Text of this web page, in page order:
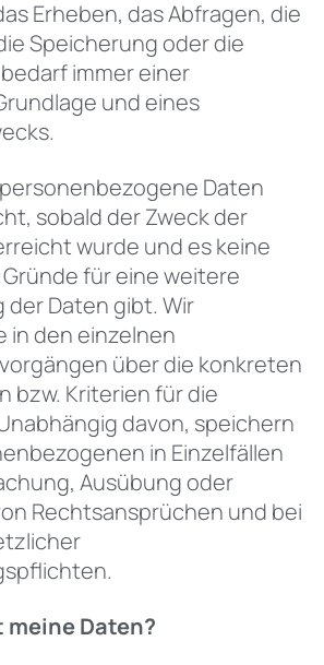
Erheben, das Abfragen, die
Speicherung oder die
immer einer
und eines
Daten
sobald der Zweck der
wurde und es keine
für eine weitere
Daten gibt. Wir
in den einzelnen
über die konkreten
bzw. Kriterien für die
davon, speichern
in Einzelfällen
Ausübung oder
Rechtsansprüchen und bei
meine Daten?